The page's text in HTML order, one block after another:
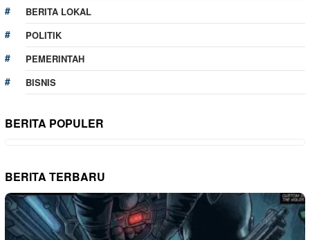
BERITA LOKAL
POLITIK
PEMERINTAH
BISNIS
BERITA POPULER
BERITA TERBARU